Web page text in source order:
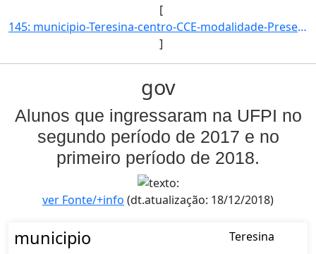
[
145: municipio-Teresina-centro-CCE-modalidade-Presencial-convenio-PROCAMPO-selecao-PROCESSO_SELETIVO-cota]
]
gov
Alunos que ingressaram na UFPI no
segundo período de 2017 e no
primeiro período de 2018.
ver Fonte/+info (dt.atualização: 18/12/2018)
municipio Teresina